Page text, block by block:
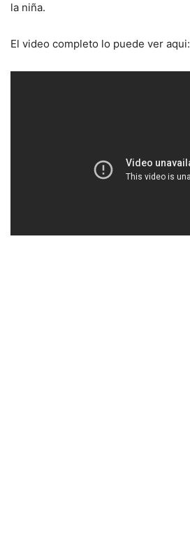
la niña.
El video completo lo puede ver aqui: